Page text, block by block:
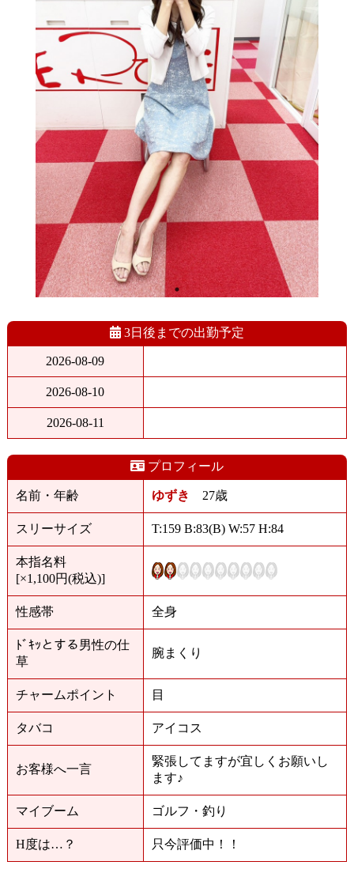
3日後までの出勤予定
2026-08-09
2026-08-10
2026-08-11
プロフィール
名前・年齢 ゆずき 27歳
スリーサイズ T:159 B:83(B) W:57 H:84
本指名料
[×1,100円(税込)]
性感帯 全身
ﾄﾞｷｯとする男性の仕
草
腕まくり
チャームポイント 目
タバコ アイコス
お客様へ一言
緊張してますが宜しくお願いし
ます♪
マイブーム ゴルフ・釣り
H度は…？ 只今評価中！！